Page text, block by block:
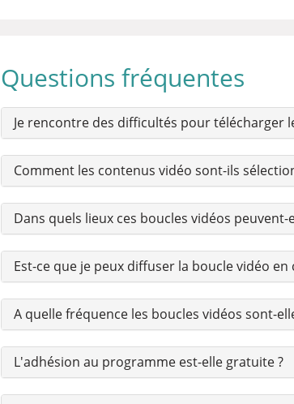
Questions fréquentes
Je rencontre des difficultés pour télécharger
Comment les contenus vidéo sont-ils
Dans quels lieux ces boucles vidéos
Est-ce que je peux diffuser la boucle vidéo
A quelle fréquence les boucles vidéos sont-
L'adhésion au programme est-elle gratuite ?